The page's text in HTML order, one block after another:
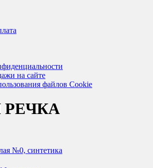
на сайте
файлов Cookie
РЕЧКА